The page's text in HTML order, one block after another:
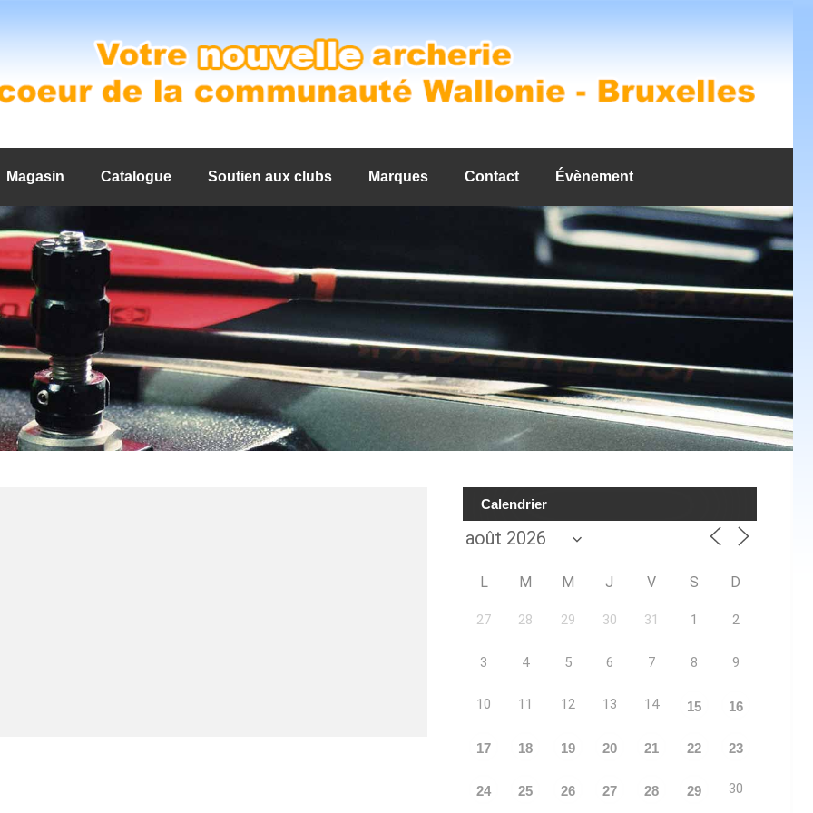
Magasin Catalogue Soutien aux clubs Marques Contact Évènement
Calendrier
L M M J V S D
27 28 29 30 31 1 2
3 4 5 6 7 8 9
10 11 12 13 14 15 16
17 18 19 20 21 22 23
24 25 26 27 28 29 30